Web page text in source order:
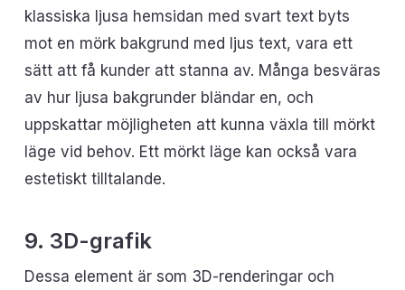
klassiska ljusa hemsidan med svart text byts
mot en mörk bakgrund med ljus text, vara ett
sätt att få kunder att stanna av. Många besväras
av hur ljusa bakgrunder bländar en, och
uppskattar möjligheten att kunna växla till mörkt
läge vid behov. Ett mörkt läge kan också vara
estetiskt tilltalande.
9. 3D-grafik
Dessa element är som 3D-renderingar och